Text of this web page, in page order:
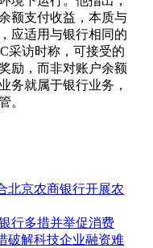
额支付收益，本质与
应适用与银行相同的
采访时称，可接受的
励，而非对账户余额
务就属于银行业务，
。
北京农商银行开展农
行多措并举促消费
破解科技企业融资难